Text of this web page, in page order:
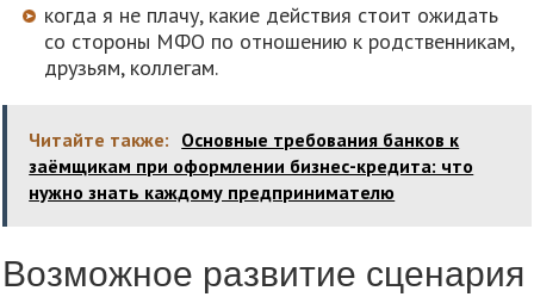
когда я не плачу, какие действия стоит ожидать
со стороны МФО по отношению к родственникам,
друзьям, коллегам.
Читайте также: Основные требования банков к
заёмщикам при оформлении бизнес-кредита: что
нужно знать каждому предпринимателю
Возможное развитие сценария